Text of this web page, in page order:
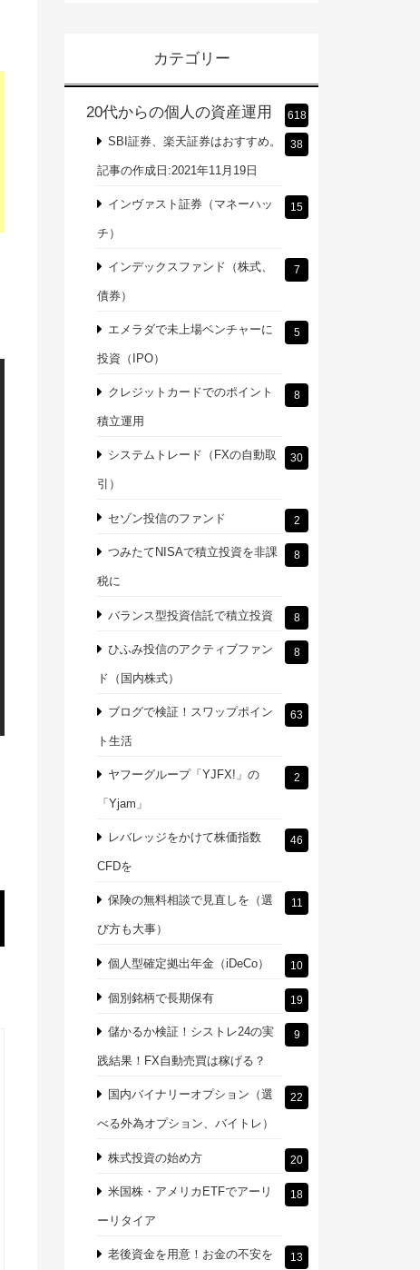
カテゴリー
20代からの個人の資産運用 618
SBI証券、楽天証券はおすすめ。
記事の作成日:2021年11月19日
38
インヴァスト証券（マネーハッ
チ）
15
インデックスファンド（株式、
債券）
7
エメラダで未上場ベンチャーに
投資（IPO）
5
クレジットカードでのポイント
積立運用
8
システムトレード（FXの自動取
引）
30
セゾン投信のファンド 2
つみたてNISAで積立投資を非課
税に
8
バランス型投資信託で積立投資 8
ひふみ投信のアクティブファン
ド（国内株式）
8
ブログで検証！スワップポイン
ト生活
63
ヤフーグループ「YJFX!」の
「Yjam」
2
レバレッジをかけて株価指数
CFDを
46
保険の無料相談で見直しを（選
び方も大事）
11
個人型確定拠出年金（iDeCo） 10
個別銘柄で長期保有 19
儲かるか検証！シストレ24の実
践結果！FX自動売買は稼げる？
9
国内バイナリーオプション（選
べる外為オプション、バイトレ）
22
株式投資の始め方 20
米国株・アメリカETFでアーリ
ーリタイア
18
老後資金を用意！お金の不安を 13